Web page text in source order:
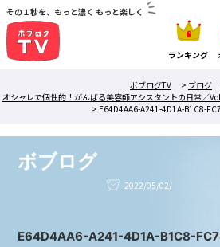
その１秒を、もっと濃く もっと楽しく
ランキング
ボブログTV
> ブログ
オシャレで個性的！がんばる美容師アシスタントの日常／
> E64D4AA6-A241-4D1A-B1C8-
ボブログ
2022/05/02/
E64D4AA6-A241-4D1A-B1C8-